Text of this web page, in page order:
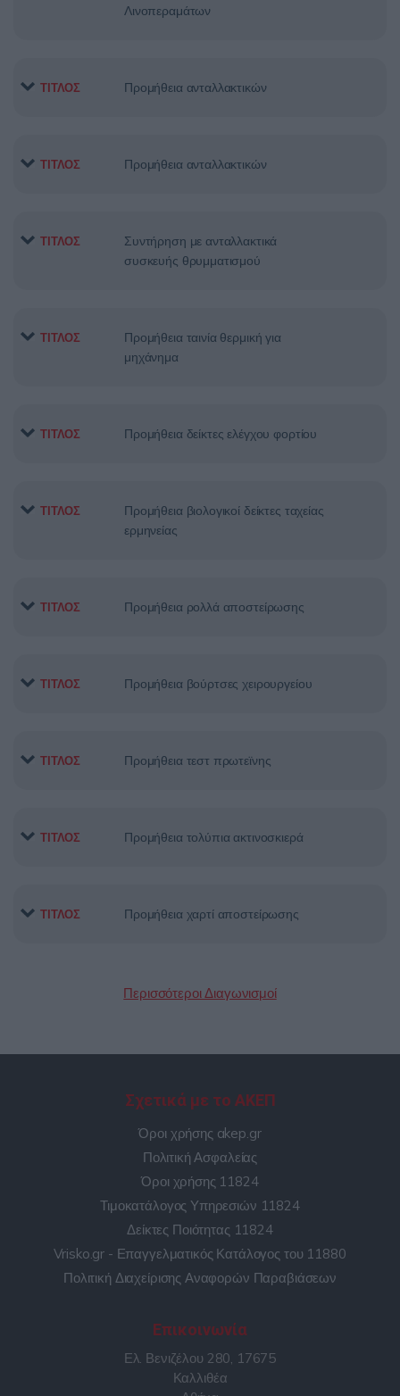
Λινοπεραμάτων
ΤΙΤΛΟΣ Προμήθεια ανταλλακτικών
ΤΙΤΛΟΣ Προμήθεια ανταλλακτικών
ΤΙΤΛΟΣ
Συντήρηση με ανταλλακτικά
συσκευής θρυμματισμού
ΤΙΤΛΟΣ
Προμήθεια ταινία θερμική για
μηχάνημα
ΤΙΤΛΟΣ Προμήθεια δείκτες ελέγχου φορτίου
ΤΙΤΛΟΣ
Προμήθεια βιολογικοί δείκτες ταχείας
ερμηνείας
ΤΙΤΛΟΣ Προμήθεια ρολλά αποστείρωσης
ΤΙΤΛΟΣ Προμήθεια βούρτσες χειρουργείου
ΤΙΤΛΟΣ Προμήθεια τεστ πρωτεϊνης
ΤΙΤΛΟΣ Προμήθεια τολύπια ακτινοσκιερά
ΤΙΤΛΟΣ Προμήθεια χαρτί αποστείρωσης
Περισσότεροι Διαγωνισμοί
Σχετικά με το ΑΚΕΠ
Όροι χρήσης akep.gr
Πολιτική Ασφαλείας
Όροι χρήσης 11824
Τιμοκατάλογος Υπηρεσιών 11824
Δείκτες Ποιότητας 11824
Vrisko.gr - Επαγγελματικός Κατάλογος του 11880
Πολιτική Διαχείρισης Αναφορών Παραβιάσεων
Επικοινωνία
Ελ. Βενιζέλου 280, 17675
Καλλιθέα